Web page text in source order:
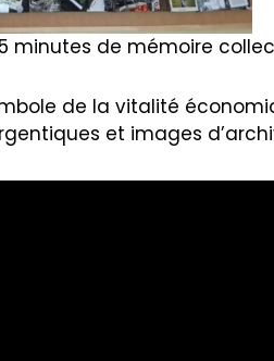
minutes de mémoire
de la vitalité
et images